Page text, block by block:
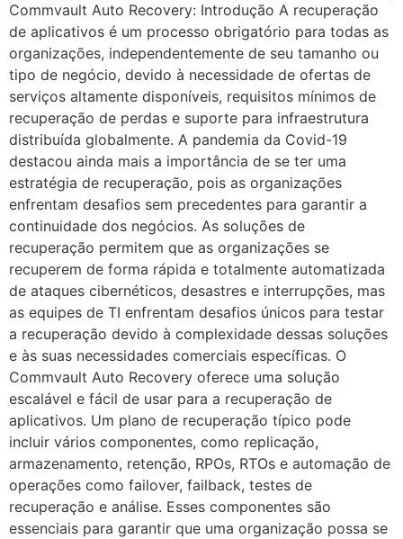
Commvault Auto Recovery: Introdução A recuperação
de aplicativos é um processo obrigatório para todas as
organizações, independentemente de seu tamanho ou
tipo de negócio, devido à necessidade de ofertas de
serviços altamente disponíveis, requisitos mínimos de
recuperação de perdas e suporte para infraestrutura
distribuída globalmente. A pandemia da Covid-19
destacou ainda mais a importância de se ter uma
estratégia de recuperação, pois as organizações
enfrentam desafios sem precedentes para garantir a
continuidade dos negócios. As soluções de
recuperação permitem que as organizações se
recuperem de forma rápida e totalmente automatizada
de ataques cibernéticos, desastres e interrupções, mas
as equipes de TI enfrentam desafios únicos para testar
a recuperação devido à complexidade dessas soluções
e às suas necessidades comerciais específicas. O
Commvault Auto Recovery oferece uma solução
escalável e fácil de usar para a recuperação de
aplicativos. Um plano de recuperação típico pode
incluir vários componentes, como replicação,
armazenamento, retenção, RPOs, RTOs e automação de
operações como failover, failback, testes de
recuperação e análise. Esses componentes são
essenciais para garantir que uma organização possa se